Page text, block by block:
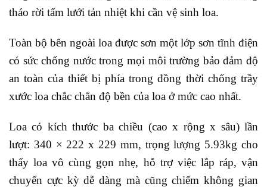
tháo rời tấm lưới tản nhiệt khi cần vệ sinh loa.
Toàn bộ bên ngoài loa được sơn một lớp sơn tĩnh điện
có sức chống nước trong mọi môi trường bảo đảm độ
an toàn của thiết bị phía trong đồng thời chống trầy
xước loa chắc chắn độ bền của loa ở mức cao nhất.
Loa có kích thước ba chiều (cao x rộng x sâu) lần
lượt: 340 × 222 x 229 mm, trọng lượng 5.93kg cho
thấy loa vô cùng gọn nhẹ, hỗ trợ việc lắp ráp, vận
chuyển cực kỳ dễ dàng mà cũng chiếm không gian